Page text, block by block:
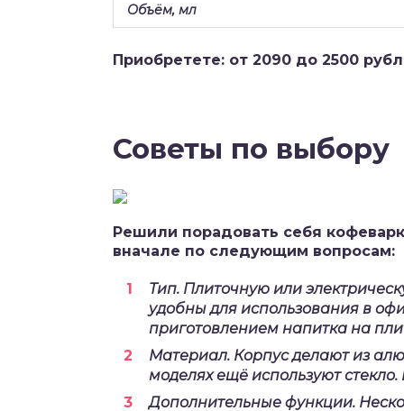
Объём, мл
Приобретете: от 2090 до 2500
Советы по выбору
Решили порадовать себя
вначале по следующим вопросам:
Тип. Плиточную или
удобны для использования в
приготовлением напитка на
Материал. Корпус делают из
моделях ещё используют
Дополнительные функции.